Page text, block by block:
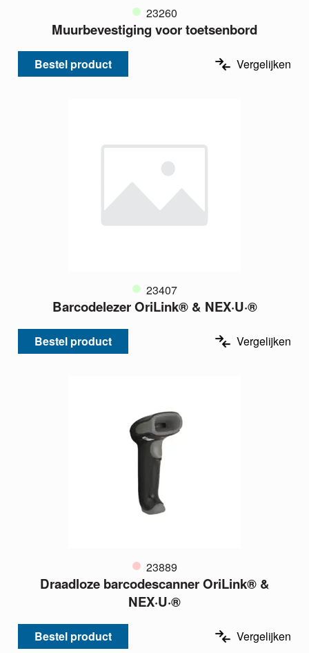
23260
Muurbevestiging voor toetsenbord
Bestel product Vergelijken
23407
Barcodelezer OriLink® & NEX·U·®
Bestel product Vergelijken
23889
Draadloze barcodescanner OriLink® &
NEX·U·®
Bestel product Vergelijken